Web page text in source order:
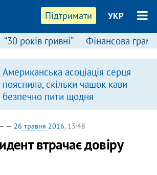
Підтримати УКР
“30 років гривні” Фінансова
Американська асоціація серця
пояснила, скільки чашок кави
безпечно пити щодня
— 26 травня 2016, 13:48
втрачає довіру